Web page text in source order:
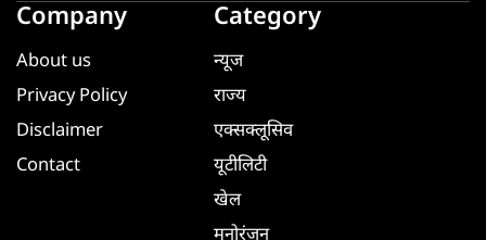
Company
About us
Privacy Policy
Disclaimer
Contact
Category
न्यूज
राज्य
एक्सक्लूसिव
यूटीलिटी
खेल